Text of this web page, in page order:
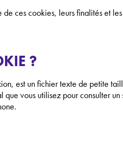
ces cookies, leurs finalités et
?
est un fichier texte de petite
vous utilisez pour consulter un